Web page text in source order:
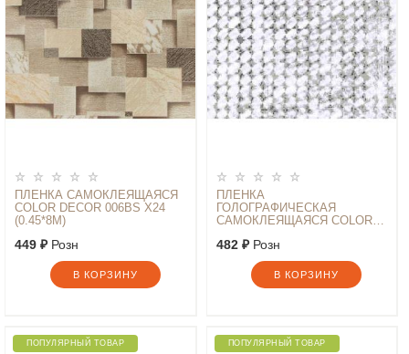
ПЛЕНКА САМОКЛЕЯЩАЯСЯ
COLOR DECOR 006BS Х24
(0.45*8М)
449 ₽Розн
В КОРЗИНУ
ПЛЕНКА
ГОЛОГРАФИЧЕСКАЯ
САМОКЛЕЯЩАЯСЯ COLOR
482 ₽Розн
В КОРЗИНУ
ПОПУЛЯРНЫЙ ТОВАР ПОПУЛЯРНЫЙ ТОВАР